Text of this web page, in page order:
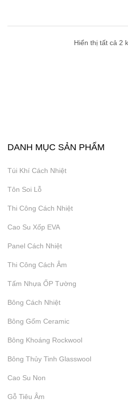
Báo Giá Thi Công
₫
Hiển thị tất cả 2
DANH MỤC SẢN PHẨM
Túi Khí Cách Nhiệt
Tôn Soi Lỗ
Thi Công Cách Nhiệt
Cao Su Xốp EVA
Panel Cách Nhiệt
Thi Công Cách Âm
Tấm Nhựa ỐP Tường
Bông Cách Nhiệt
Bông Gốm Ceramic
Bông Khoáng Rockwool
Bông Thủy Tinh Glasswool
Cao Su Non
Gỗ Tiêu Âm